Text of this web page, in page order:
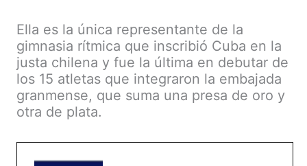
Ella es la única representante de la
gimnasia rítmica que inscribió Cuba en la
justa chilena y fue la última en debutar de
los 15 atletas que integraron la embajada
granmense, que suma una presa de oro y
otra de plata.